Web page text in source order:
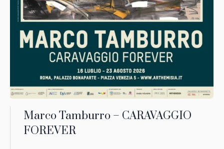
Marco Tamburro – CARAVAGGIO
FOREVER